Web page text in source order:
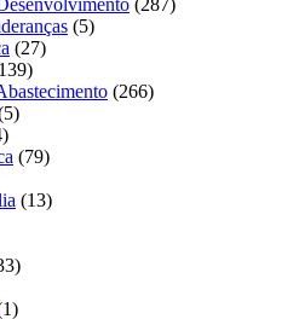
(287)
(5)
(27)
(266)
(79)
(13)